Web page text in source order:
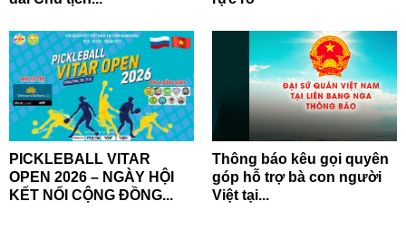
PICKLEBALL VITAR
OPEN 2026 – NGÀY HỘI
KẾT NỐI CỘNG ĐỒNG...
Thông báo kêu gọi quyên
góp hỗ trợ bà con người
Việt tại...